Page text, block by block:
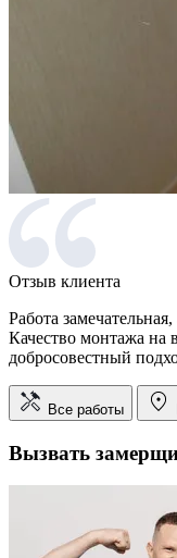
Отзыв клиента
Работа
Качество монтажа на
добросовестный
Все работы
Вызвать